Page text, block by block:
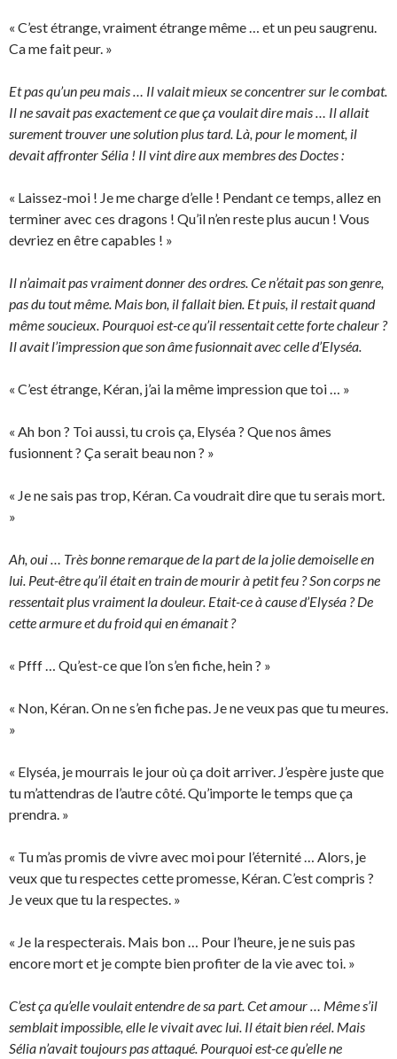
« C’est étrange, vraiment étrange même … et un peu saugrenu.
Ca me fait peur. »
Et pas qu’un peu mais … Il valait mieux se concentrer sur le combat.
Il ne savait pas exactement ce que ça voulait dire mais … Il allait
surement trouver une solution plus tard. Là, pour le moment, il
devait affronter Sélia ! Il vint dire aux membres des Doctes :
« Laissez-moi ! Je me charge d’elle ! Pendant ce temps, allez en
terminer avec ces dragons ! Qu’il n’en reste plus aucun ! Vous
devriez en être capables ! »
Il n’aimait pas vraiment donner des ordres. Ce n’était pas son genre,
pas du tout même. Mais bon, il fallait bien. Et puis, il restait quand
même soucieux. Pourquoi est-ce qu’il ressentait cette forte chaleur ?
Il avait l’impression que son âme fusionnait avec celle d’Elyséa.
« C’est étrange, Kéran, j’ai la même impression que toi … »
« Ah bon ? Toi aussi, tu crois ça, Elyséa ? Que nos âmes
fusionnent ? Ça serait beau non ? »
« Je ne sais pas trop, Kéran. Ca voudrait dire que tu serais mort.
»
Ah, oui … Très bonne remarque de la part de la jolie demoiselle en
lui. Peut-être qu’il était en train de mourir à petit feu ? Son corps ne
ressentait plus vraiment la douleur. Etait-ce à cause d’Elyséa ? De
cette armure et du froid qui en émanait ?
« Pfff … Qu’est-ce que l’on s’en fiche, hein ? »
« Non, Kéran. On ne s’en fiche pas. Je ne veux pas que tu meures.
»
« Elyséa, je mourrais le jour où ça doit arriver. J’espère juste que
tu m’attendras de l’autre côté. Qu’importe le temps que ça
prendra. »
« Tu m’as promis de vivre avec moi pour l’éternité … Alors, je
veux que tu respectes cette promesse, Kéran. C’est compris ?
Je veux que tu la respectes. »
« Je la respecterais. Mais bon … Pour l’heure, je ne suis pas
encore mort et je compte bien profiter de la vie avec toi. »
C’est ça qu’elle voulait entendre de sa part. Cet amour … Même s’il
semblait impossible, elle le vivait avec lui. Il était bien réel. Mais
Sélia n’avait toujours pas attaqué. Pourquoi est-ce qu’elle ne